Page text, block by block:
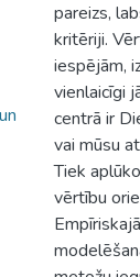
pareizs,
kritēriji.
iespējām,
vienlaicīgi
centrā ir
vai mūsu
Tiek
vērtību